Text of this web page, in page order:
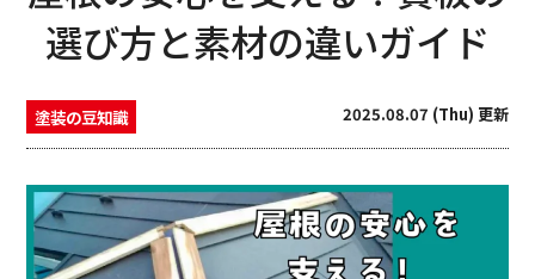
選び方と素材の違いガイド
塗装の豆知識 2025.08.07 (Thu) 更新